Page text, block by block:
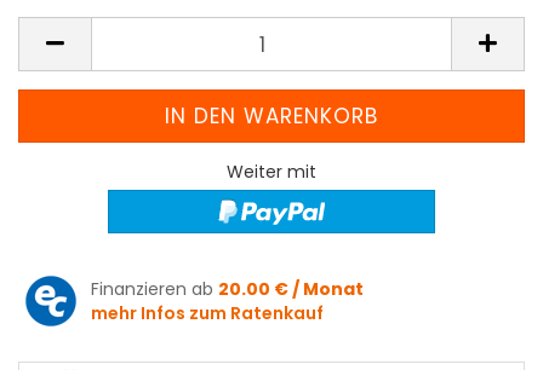
Weiter mit
Finanzieren ab 20.00 € / Monat
mehr Infos zum Ratenkauf